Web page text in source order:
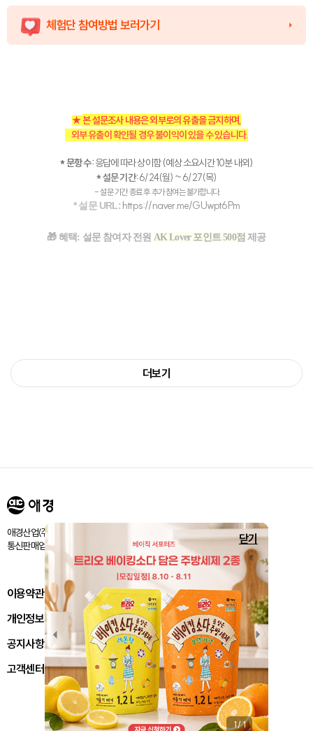
체험단 참여방법 보러가기
★본 설문조사 내용은 외부로의 유출을 금지하며,
외부 유출이 확인될 경우 불이익이 있을 수 있습니다.
* 문항 수:응답에 따라 상이함 (예상 소요시간 10분 내외)
* 설문 기간:6/24(월) ~ 6/27(목)
- 설문 기간 종료 후 추가 참여는 불가합니다.
* 설문 URL: https://naver.me/GUwpt6Pm
🎁 혜택: 설문참여자 전원 AK Lover 포인트 500점 제공
더보기
1/1
닫기
애경산업㈜ 서울시 마포구 양화로 188 / 고객센터:080-024-1357
통신판매업신고번호 : 제 2018-서울마포-1843호
이용약관
개인정보처리방침
공지사항
고객센터